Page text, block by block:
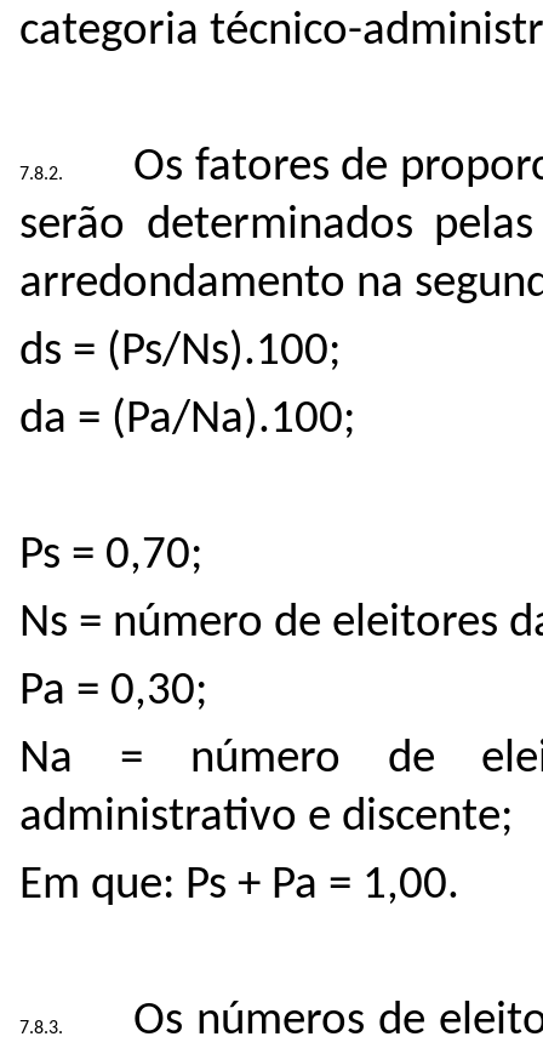
categoria técnico-
Os fatores de
serão determinados
arredondamento na
ds = (Ps/Ns).100;
da = (Pa/Na).100;
Ps = 0,70;
Ns = número de eleitores
Pa = 0,30;
Na = número de
administrativo e discente;
Em que: Ps + Pa = 1,00.
Os números de